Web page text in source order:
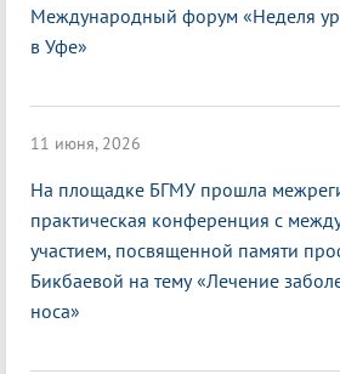
Международный форум «Неделя
в Уфе»
11 июня, 2026
На площадке БГМУ прошла
практическая конференция с
участием, посвященной памяти
Бикбаевой на тему «Лечение
носа»